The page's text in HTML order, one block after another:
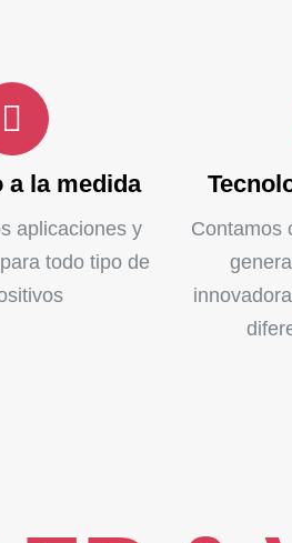
a la medida
aplicaciones y
todo tipo de
Contamos